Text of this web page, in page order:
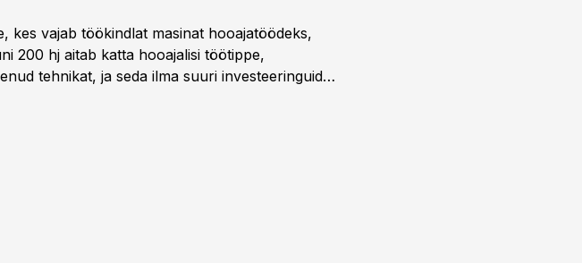
kes vajab töökindlat masinat hooajatöödeks,
200 hj aitab katta hooajalisi töötippe,
tehnikat, ja seda ilma suuri investeeringuid